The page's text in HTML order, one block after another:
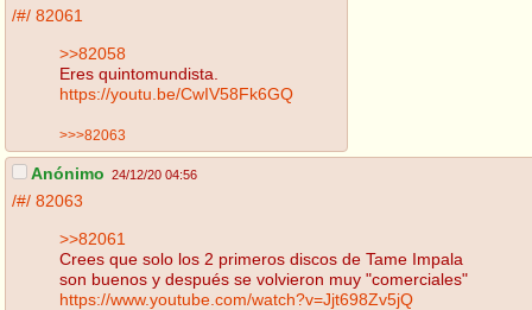
/#/ 82061
>>82058
Eres quintomundista.
https://youtu.be/CwIV58Fk6GQ
>>>82063
Anónimo 24/12/20 04:56
/#/ 82063
>>82061
Crees que solo los 2 primeros discos de Tame Impala
son buenos y después se volvieron muy "comerciales"
https://www.youtube.com/watch?v=Jjt698Zv5jQ